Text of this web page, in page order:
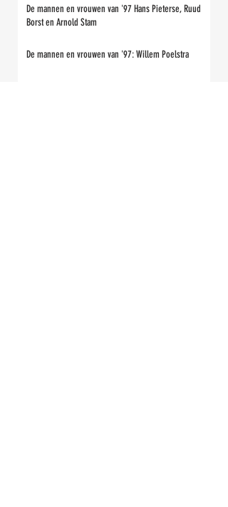
De mannen en vrouwen van '97 Hans Pieterse, Ruud
Borst en Arnold Stam
De mannen en vrouwen van '97: Willem Poelstra